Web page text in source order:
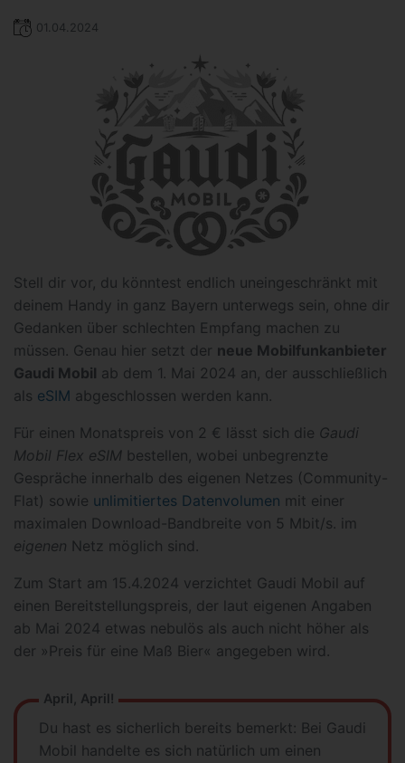
01.04.2024
Stell dir vor, du könntest endlich uneingeschränkt mit
deinem Handy in ganz Bayern unterwegs sein, ohne dir
Gedanken über schlechten Empfang machen zu
müssen. Genau hier setzt der neue Mobilfunkanbieter
Gaudi Mobil ab dem 1. Mai 2024 an, der ausschließlich
als eSIM abgeschlossen werden kann.
Für einen Monatspreis von 2 € lässt sich die Gaudi
Mobil Flex eSIM bestellen, wobei unbegrenzte
Gespräche innerhalb des eigenen Netzes (Community-
Flat) sowie unlimitiertes Datenvolumen mit einer
maximalen Download-Bandbreite von 5 Mbit/s. im
eigenen Netz möglich sind.
Zum Start am 15.4.2024 verzichtet Gaudi Mobil auf
einen Bereitstellungspreis, der laut eigenen Angaben
ab Mai 2024 etwas nebulös als auch nicht höher als
der »Preis für eine Maß Bier« angegeben wird.
April, April!
Du hast es sicherlich bereits bemerkt: Bei Gaudi
Mobil handelte es sich natürlich um einen